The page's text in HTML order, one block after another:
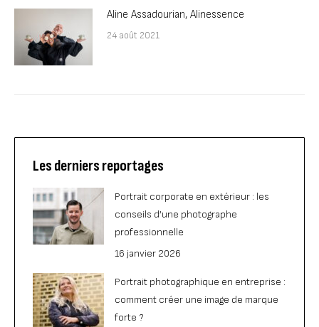
Aline Assadourian, Alinessence
24 août 2021
Les derniers reportages
Portrait corporate en extérieur : les
conseils d’une photographe
professionnelle
16 janvier 2026
Portrait photographique en entreprise :
comment créer une image de marque
forte ?